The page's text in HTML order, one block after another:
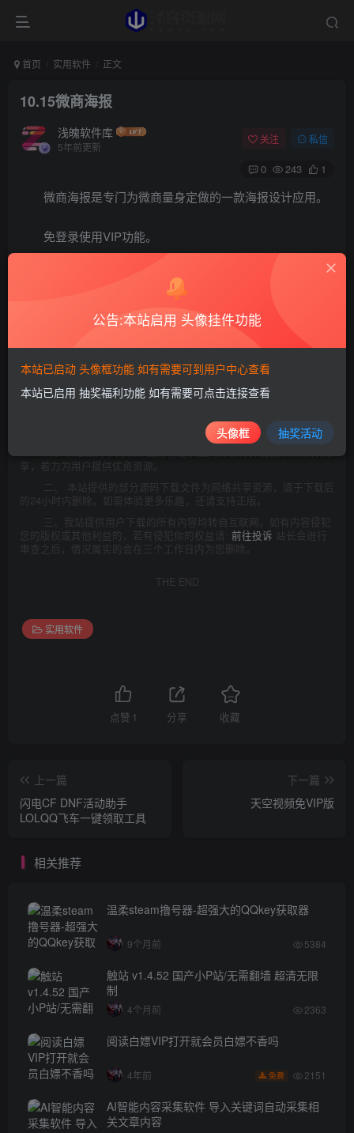
首页 实用软件 正文
10.15微商海报
浅魄软件库
5年前更新
关注 私信
0 243 1
微商海报是专门为微商量身定做的一款海报设计应用。
免登录使用VIP功能。
https://xkunwl.lanzoui.com/i2bVgvcra0f
本站所发布的一切资源仅限用于学习和研究目的;不得将上述内容用于
商业或者非法用途，否则，一切后果请用户自负。本站信息来自网
络，版权争议与本站无关。您必须在下载后的24个小时之内，从您的
电脑中彻底删除上述内容。如果您喜欢该程序，请支持正版软件，购
买注册，得到更好的正版服务。
附:二00二年一月一日《计算机软件保护条例》第十七条规定:为
支付报酬!鉴于此，也希望大家按此说明研究软件!
享，着力为用户提供优资资源。
二、 本站提供的部分源码下载文件为网络共享资源，请于下载后
的24小时内删除。如需体验更多乐趣，还请支持正版。
三、我站提供用户下载的所有内容均转自互联网。如有内容侵犯
您的版权或其他利益的，若有侵犯你的权益请: 前往投诉 站长会进行
审查之后，情况属实的会在三个工作日内为您删除。
THE END
实用软件
点赞 1 分享 收藏
上一篇
闪电CF DNF活动助手
LOLQQ飞车一键领取工具
下一篇
天空视频免VIP版
相关推荐
温柔steam撸号器-超强大的QQkey获取器
9个月前 5384
触站 v1.4.52 国产小P站/无需翻墙 超清无限
制
4个月前 2363
阅读白嫖VIP打开就会员白嫖不香吗
4年前 免费 2151
AI智能内容采集软件 导入关键词自动采集相
关文章内容
公告:本站启用 头像挂件功能
本站已启动 头像框功能 如有需要可到用户中心查看
本站已启用 抽奖福利功能 如有需要可点击连接查看
头像框 抽奖活动